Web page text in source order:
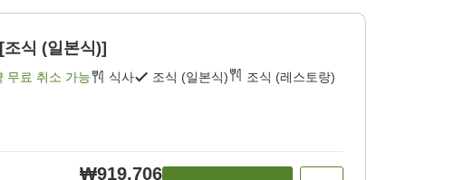
식 (일본식)]
무료 취소 가능 식사 조식 (일본식) 조식 (레스토랑)
₩919,706